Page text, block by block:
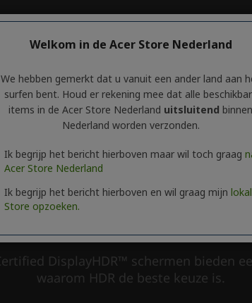
Welkom in de Acer Store Nederland
We hebben gemerkt dat u vanuit een ander land aan
surfen bent. Houd er rekening mee dat alle
items in de Acer Store Nederland uitsluitend binnen
Nederland worden verzonden.
Ik begrijp het bericht hierboven maar wil toch graag
Acer Store Nederland
Ik begrijp het bericht hierboven en wil graag mijn
Store opzoeken.